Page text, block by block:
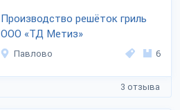
Производство решёток гриль
ООО «ТД Метиз»
Павлово 6
3 отзыва